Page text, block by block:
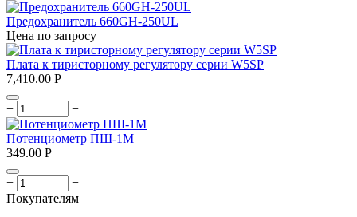
Предохранитель 660GH-250UL
Цена по запросу
Плата к тиристорному регулятору серии W5SP
7,410.00 Р
+ −
Потенциометр ПШ-1М
349.00 Р
+
−
Покупателям